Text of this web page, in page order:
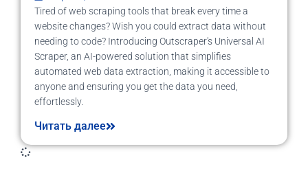
Tired of web scraping tools that break every time a
website changes? Wish you could extract data without
needing to code? Introducing Outscraper's Universal AI
Scraper, an AI-powered solution that simplifies
automated web data extraction, making it accessible to
anyone and ensuring you get the data you need,
effortlessly.
Читать далее